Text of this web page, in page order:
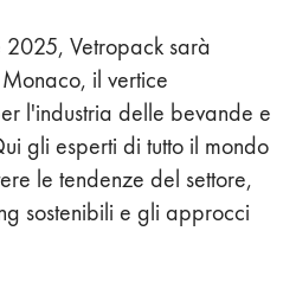
Vetropack sarà
il vertice
l'industria delle bevande e
gli esperti di tutto il mondo
le tendenze del settore,
sostenibili e gli approcci